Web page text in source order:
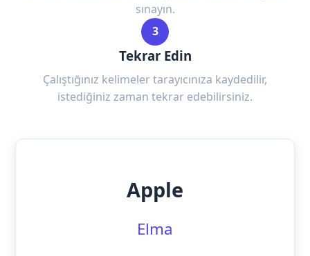
sınayın.
3
Tekrar Edin
Çalıştığınız kelimeler tarayıcınıza kaydedilir,
istediğiniz zaman tekrar edebilirsiniz.
Apple
Elma